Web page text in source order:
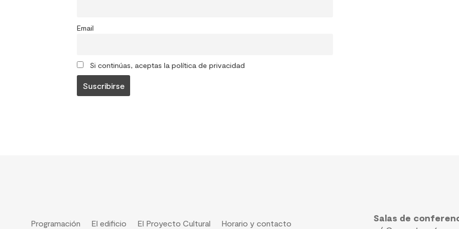
Email
Si continúas, aceptas la política de privacidad
Programación El edificio El Proyecto Cultural Horario y contacto
Salas de